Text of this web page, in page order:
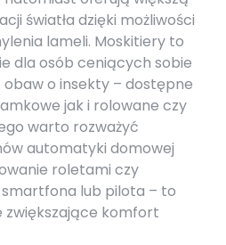
światła dzięki możliwości
lameli. Moskitiery to
dla osób ceniących sobie
o insekty – dostępne
jak i rolowane czy
warto rozważyć
automatyki domowej
roletami czy
lub pilota – to
zwiększające komfort